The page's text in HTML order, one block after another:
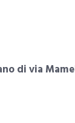
di via